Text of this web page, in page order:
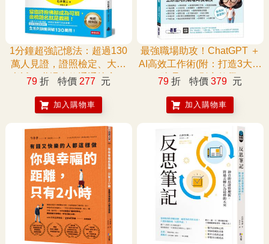
1分鐘超強記憶法：超過130
萬人見證，證照檢定、大小
考試、職場進修通通搞定！
79 折 特價 277 元
加入購物車
最強職場助攻！ChatGPT ＋
AI高效工作術(附：打造3大AI
助理GPT影音教學)
79 折 特價 379 元
加入購物車